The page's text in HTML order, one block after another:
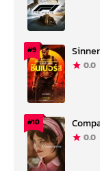
#9
0.0
#10
0.0